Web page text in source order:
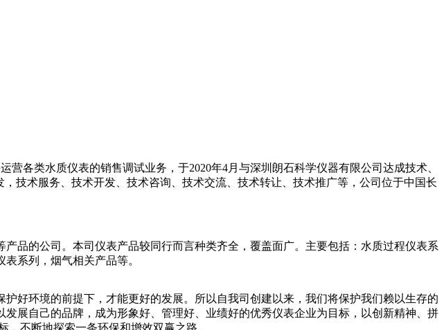
各类水质仪表的销售调试业务，于2020年4月与深圳朗石科学仪器有限公司达成技术、
技术服务、技术开发、技术咨询、技术交流、技术转让、技术推广等，公司位于中国长
品的公司。本司仪表产品较同行而言种类齐全，覆盖面广。主要包括：水质过程仪表系
系列，烟气相关产品等。
好环境的前提下，才能更好的发展。所以自我司创建以来，我们将保护我们赖以生存的
展自己的品牌，成为形象好、管理好、业绩好的优秀仪表企业为目标，以创新精神、拼
不断地探索一条环保和增效双赢之路。